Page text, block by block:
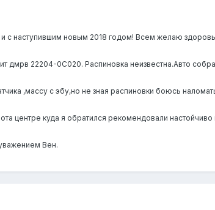
наступившим новым 2018 годом! Всем желаю
дмрв 22204-0С020. Распиновка неизвестна.Авто
,массу с эбу,но не зная распиновки боюсь
центре куда я обратился рекомендовали
Вен.